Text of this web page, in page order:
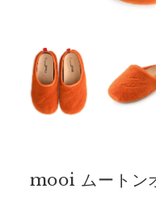
mooi ムートン